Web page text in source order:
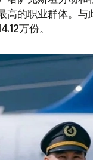
高的职业群体。
万份。